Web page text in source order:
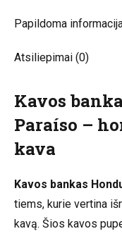
kg
Papildoma
Atsiliepimai (0)
Kavos
Paraíso –
kava
Kavos bankas
tiems, kurie vertina
kavą. Šios kavos